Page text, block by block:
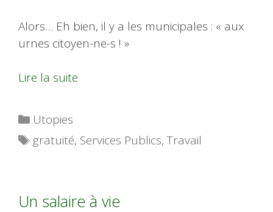
Alors… Eh bien, il y a les municipales : « aux
urnes citoyen-ne-s ! »
Lire la suite
Catégories
Utopies
Étiquettes
gratuité, Services Publics,Travail
Un salaire à vie